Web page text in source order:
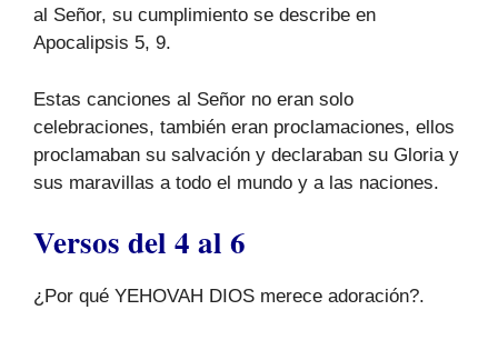
al Señor, su cumplimiento se describe en
Apocalipsis 5, 9.
Estas canciones al Señor no eran solo
celebraciones, también eran proclamaciones, ellos
proclamaban su salvación y declaraban su Gloria y
sus maravillas a todo el mundo y a las naciones.
Versos del 4 al 6
¿Por qué YEHOVAH DIOS merece adoración?.